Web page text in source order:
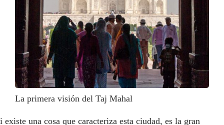
La primera visión del Taj Mahal
existe una cosa que caracteriza esta ciudad, es la gran